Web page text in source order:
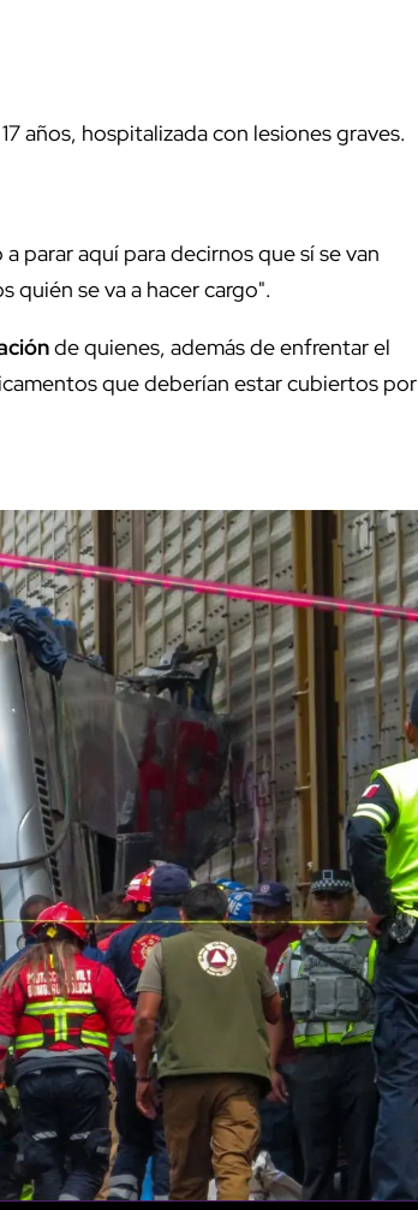
años, hospitalizada con lesiones graves.
parar aquí para decirnos que sí se van
quién se va a hacer cargo".
de quienes, además de enfrentar el
que deberían estar cubiertos por